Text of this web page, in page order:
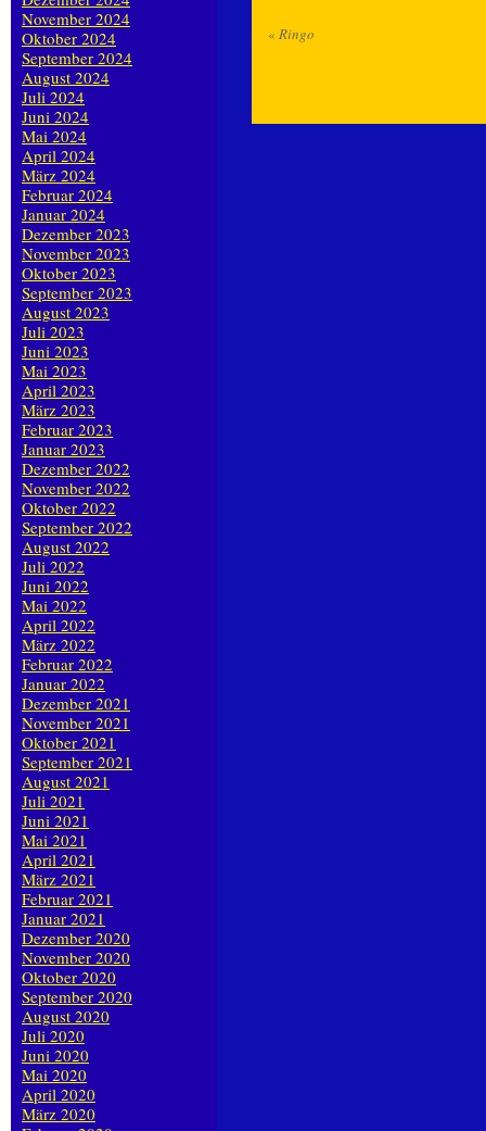
« Ringo
November 2024
Oktober 2024
September 2024
August 2024
Juli 2024
Juni 2024
Mai 2024
April 2024
März 2024
Februar 2024
Januar 2024
Dezember 2023
November 2023
Oktober 2023
September 2023
August 2023
Juli 2023
Juni 2023
Mai 2023
April 2023
März 2023
Februar 2023
Januar 2023
Dezember 2022
November 2022
Oktober 2022
September 2022
August 2022
Juli 2022
Juni 2022
Mai 2022
April 2022
März 2022
Februar 2022
Januar 2022
Dezember 2021
November 2021
Oktober 2021
September 2021
August 2021
Juli 2021
Juni 2021
Mai 2021
April 2021
März 2021
Februar 2021
Januar 2021
Dezember 2020
November 2020
Oktober 2020
September 2020
August 2020
Juli 2020
Juni 2020
Mai 2020
April 2020
März 2020